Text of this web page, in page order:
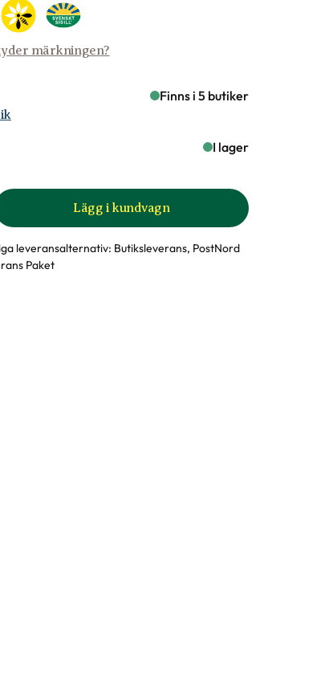
märkningen?
Finns i 5 butiker
I lager
Lägg i kundvagn
leveransalternativ: Butiksleverans, PostNord
Paket